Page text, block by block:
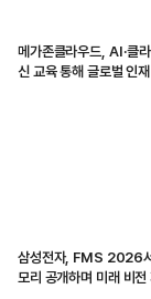
메가존클라우드, AI·클
신 교육 통해 글로벌 인
삼성전자, FMS 2026
모리 공개하며 미래 비전